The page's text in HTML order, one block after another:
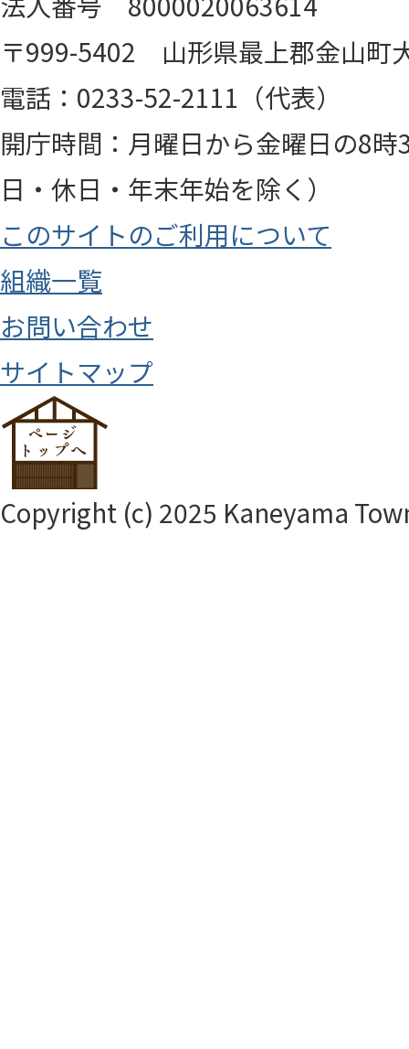
〒999-5402 山形県最上郡金山町
電話：0233-52-2111（代表）
開庁時間：月曜日から金曜日の8
日・休日・年末年始を除く）
このサイトのご利用について
組織一覧
お問い合わせ
サイトマップ
Copyright (c) 2025 Kaneyama